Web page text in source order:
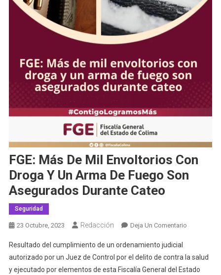
FGE: Más De Mil Envoltorios Con
Droga Y Un Arma De Fuego Son
Asegurados Durante Cateo
Seguridad
23 Octubre, 2023 Redacción Deja Un ComentarioEn
De
Mil
Resultado del cumplimiento de un ordenamiento judicial
autorizado por un Juez de Control por el delito de contra la salud
y ejecutado por elementos de esta Fiscalía General del Estado